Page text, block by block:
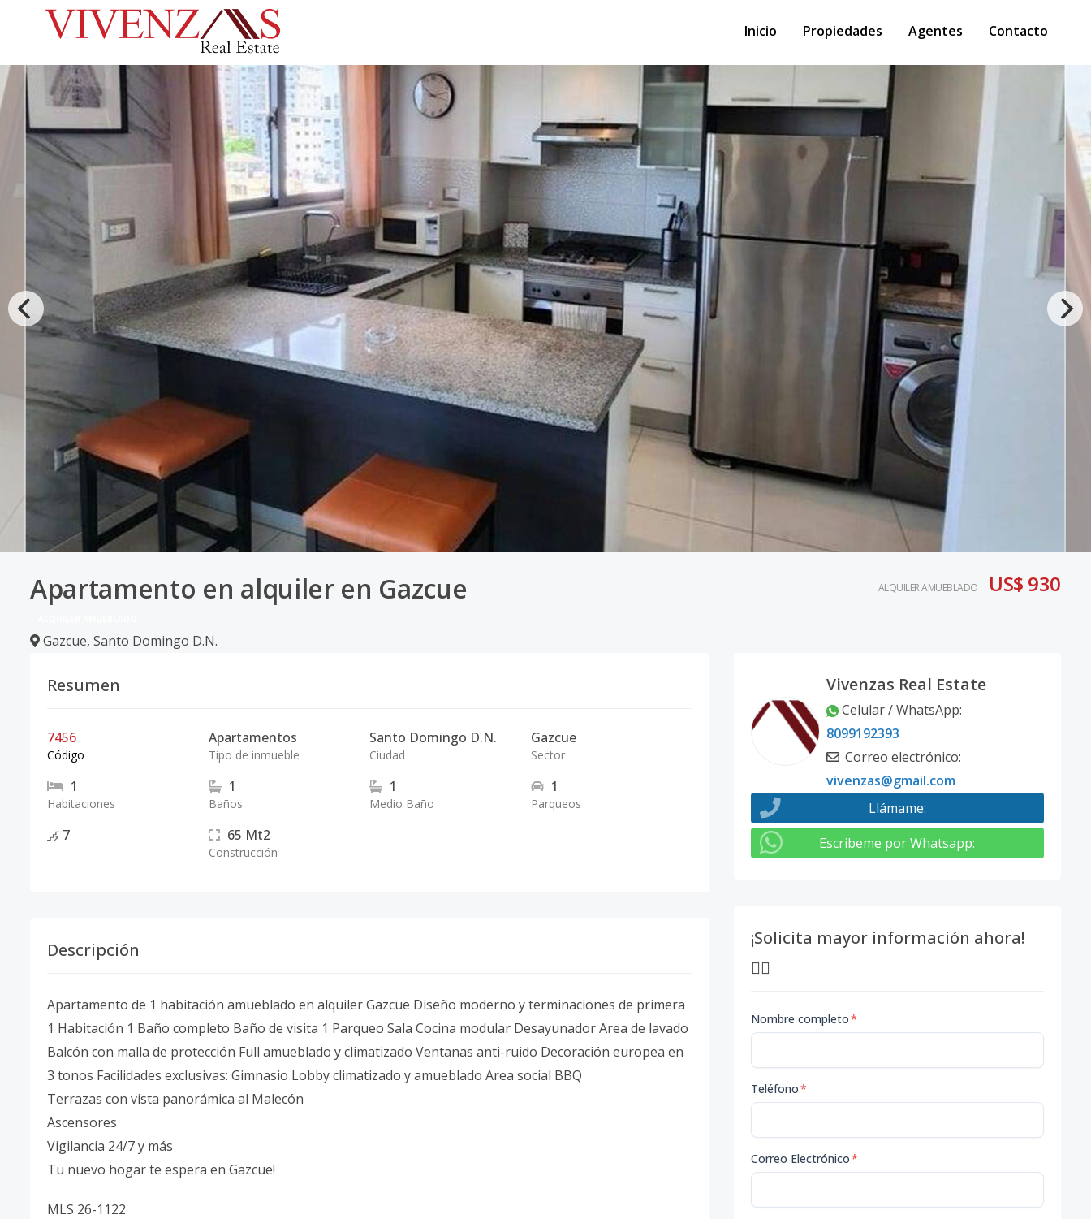
Inicio Propiedades Agentes Contacto
Apartamento en alquiler en Gazcue
Gazcue, Santo Domingo D.N.
ALQUILER AMUEBLADO US$ 930
Resumen
7456
Código
Apartamentos
Tipo de inmueble
Santo Domingo D.N.
Ciudad
Gazcue
Sector
1
Habitaciones
1
Baños
1
Medio Baño
1
Parqueos
7 65 Mt2
Construcción
Descripción
Apartamento de 1 habitación amueblado en alquiler Gazcue Diseño moderno y terminaciones de primera
1 Habitación 1 Baño completo Baño de visita 1 Parqueo Sala Cocina modular Desayunador Area de lavado
Balcón con malla de protección Full amueblado y climatizado Ventanas anti-ruido Decoración europea en
3 tonos Facilidades exclusivas: Gimnasio Lobby climatizado y amueblado Area social BBQ
Terrazas con vista panorámica al Malecón
Ascensores
Vigilancia 24/7 y más
Tu nuevo hogar te espera en Gazcue!
MLS 26-1122
Vivenzas Real Estate
Celular / WhatsApp:
8099192393
Correo electrónico:
vivenzas@gmail.com
Llámame:
Escribeme por Whatsapp:
¡Solicita mayor información ahora!
👇🏽
Nombre completo*
Teléfono*
Correo Electrónico*